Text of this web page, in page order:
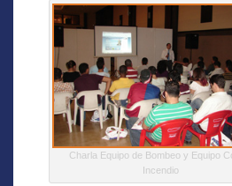
Charla Equipo de Bombeo y Equipo
Incendio